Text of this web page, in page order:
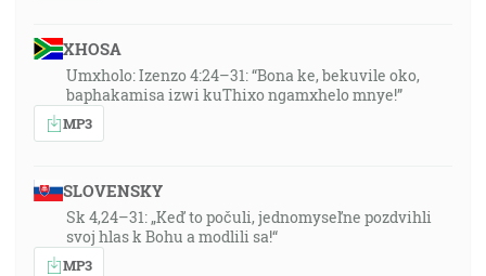
XHOSA
Umxholo: Izenzo 4:24–31: “Bona ke, bekuvile oko,
baphakamisa izwi kuThixo ngamxhelo mnye!”
MP3
SLOVENSKY
Sk 4,24–31: „Keď to počuli, jednomyseľne pozdvihli
svoj hlas k Bohu a modlili sa!“
MP3